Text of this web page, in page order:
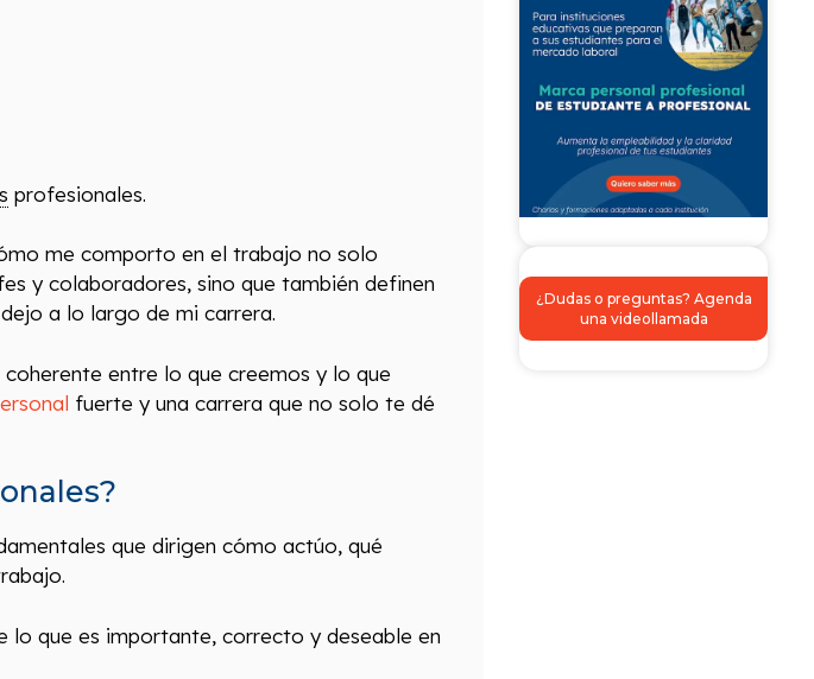
profesionales.
me comporto en el trabajo no solo
y colaboradores, sino que también definen
a lo largo de mi carrera.
entre lo que creemos y lo que
fuerte y una carrera que no solo te dé
que dirigen cómo actúo, qué
lo que es importante, correcto y deseable en
¿Dudas o preguntas? Agenda
una videollamada